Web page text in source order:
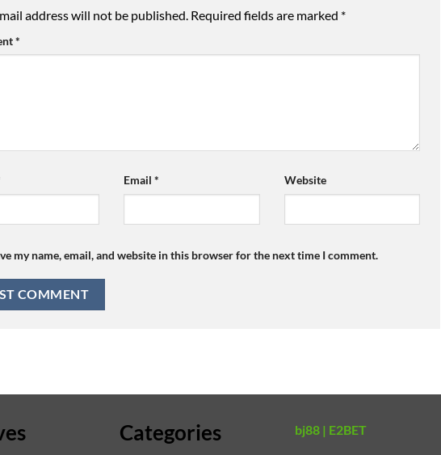
address will not be published. Required fields are marked *
*
Email* Website
my name, email, and website in this browser for the next time I comment.
Categories bj88 | E2BET